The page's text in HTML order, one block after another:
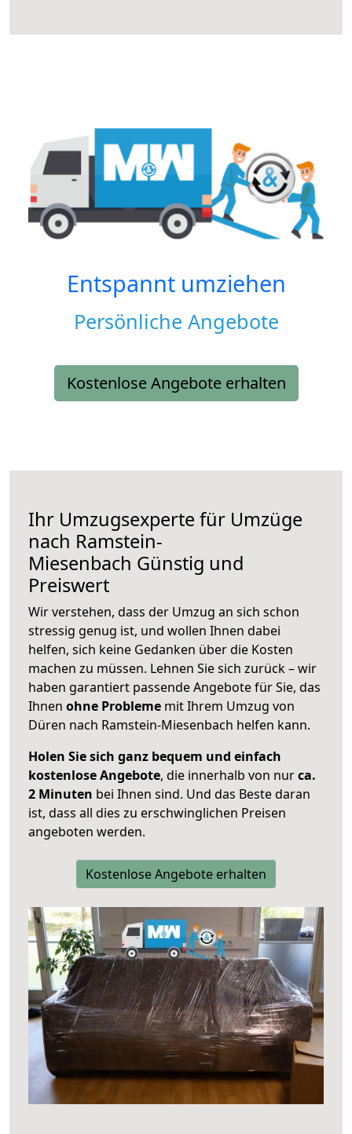
Entspannt umziehen
Persönliche Angebote
Kostenlose Angebote erhalten
Ihr Umzugsexperte für Umzüge
nach Ramstein-
Miesenbach Günstig und
Preiswert
Wir verstehen, dass der Umzug an sich schon
stressig genug ist, und wollen Ihnen dabei
helfen, sich keine Gedanken über die Kosten
machen zu müssen. Lehnen Sie sich zurück – wir
haben garantiert passende Angebote für Sie, das
Ihnen ohne Probleme mit Ihrem Umzug von
Düren nach Ramstein-Miesenbach helfen kann.
Holen Sie sich ganz bequem und einfach
kostenlose Angebote, die innerhalb von nurca.
2 Minuten bei Ihnen sind. Und das Beste daran
ist, dass all dies zu erschwinglichen Preisen
angeboten werden.
Kostenlose Angebote erhalten